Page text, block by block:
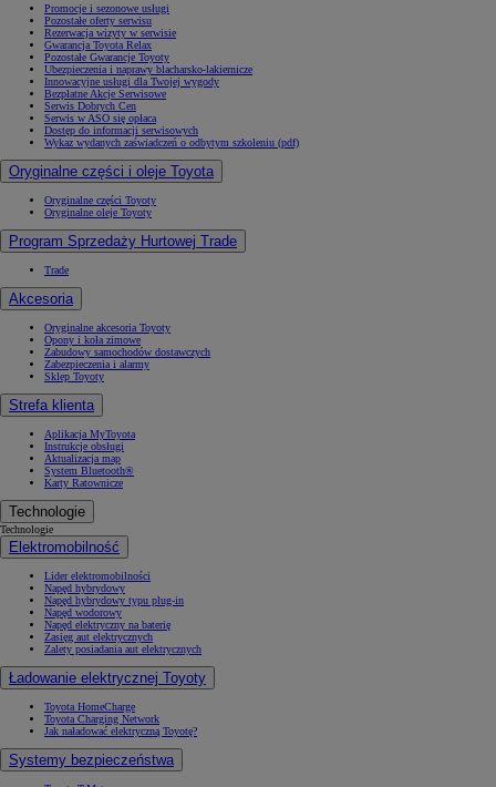
Promocje i sezonowe usługi
Pozostałe oferty serwisu
Rezerwacja wizyty w serwisie
Gwarancja Toyota Relax
Pozostałe Gwarancje Toyoty
Ubezpieczenia i naprawy blacharsko-lakiernicze
Innowacyjne usługi dla Twojej wygody
Bezpłatne Akcje Serwisowe
Serwis Dobrych Cen
Serwis w ASO się opłaca
Dostęp do informacji serwisowych
Wykaz wydanych zaświadczeń o odbytym szkoleniu (pdf)
Oryginalne części i oleje Toyota
Oryginalne części Toyoty
Oryginalne oleje Toyoty
Program Sprzedaży Hurtowej Trade
Trade
Akcesoria
Oryginalne akcesoria Toyoty
Opony i koła zimowe
Zabudowy samochodów dostawczych
Zabezpieczenia i alarmy
Sklep Toyoty
Strefa klienta
Aplikacja MyToyota
Instrukcje obsługi
Aktualizacja map
System Bluetooth®
Karty Ratownicze
Technologie
Technologie
Elektromobilność
Lider elektromobilności
Napęd hybrydowy
Napęd hybrydowy typu plug-in
Napęd wodorowy
Napęd elektryczny na baterię
Zasięg aut elektrycznych
Zalety posiadania aut elektrycznych
Ładowanie elektrycznej Toyoty
Toyota HomeCharge
Toyota Charging Network
Jak naładować elektryczną Toyotę?
Systemy bezpieczeństwa